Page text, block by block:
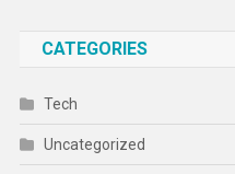
CATEGORIES
Tech
Uncategorized